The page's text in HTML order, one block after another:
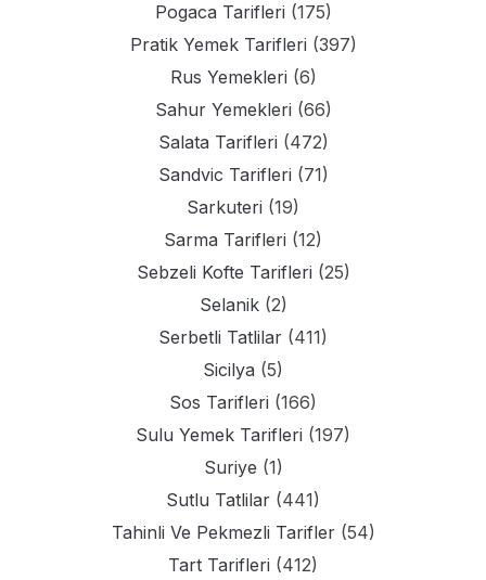
Pogaca Tarifleri (175)
Pratik Yemek Tarifleri (397)
Rus Yemekleri (6)
Sahur Yemekleri (66)
Salata Tarifleri (472)
Sandvic Tarifleri (71)
Sarkuteri (19)
Sarma Tarifleri (12)
Sebzeli Kofte Tarifleri (25)
Selanik(2)
Serbetli Tatlilar (411)
Sicilya (5)
Sos Tarifleri (166)
Sulu Yemek Tarifleri (197)
Suriye (1)
Sutlu Tatlilar (441)
Tahinli Ve Pekmezli Tarifler(54)
Tart Tarifleri (412)